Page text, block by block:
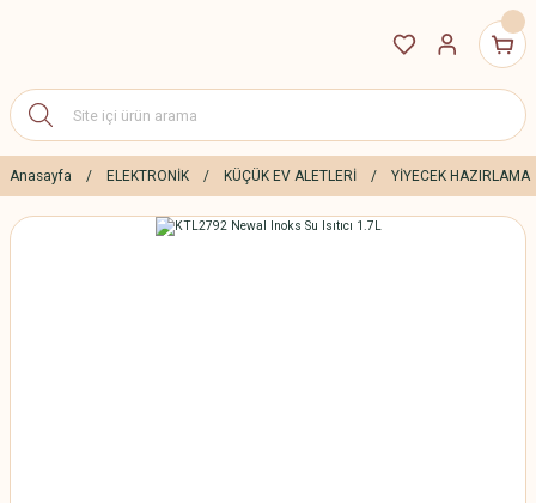
Anasayfa ELEKTRONİK KÜÇÜK EV ALETLERİ YİYECEK HAZIRLAMA